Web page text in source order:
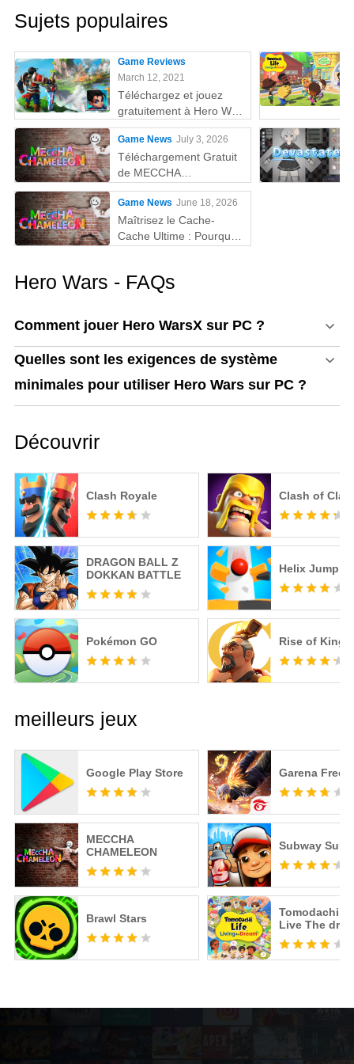
Sujets populaires
Game Reviews
March 12, 2021
Téléchargez et jouez
gratuitement à Hero Wars
sur PC
Game News July 3, 2026
Téléchargement Gratuit
de MECCHA
CHAMELEON sur PC
Game News June 18, 2026
Maîtrisez le Cache-
Cache Ultime : Pourquoi
MECCHA CHAMELEON
Hero Wars - FAQs
Comment jouer Hero WarsX sur PC ?
Quelles sont les exigences de système
minimales pour utiliser Hero Wars sur PC ?
Découvrir
Clash Royale Clash of
DRAGON BALL Z
DOKKAN BATTLE
Helix Jump
Pokémon GO Rise of
meilleurs jeux
Google Play Store
MECCHA
CHAMELEON
Brawl Stars
Garena Free
Subway
Tomodachi
Live The